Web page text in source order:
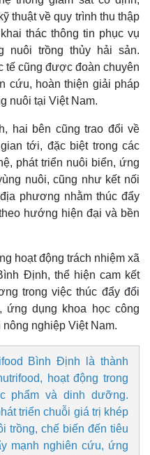
Quân sự - Quốc phòng
Vũ khí
Việt Nam
Phân tích
thuật về quy trình thu thập
thác thông tin phục vụ
nuôi trồng thủy hải sản.
tế cũng được đoàn chuyên
cứu, hoàn thiện giải pháp
nuôi tại Việt Nam.
hai bên cũng trao đổi về
tới, đặc biệt trong các
phát triển nuôi biển, ứng
nuôi, cũng như kết nối
phương nhằm thúc đẩy
hướng hiện đại và bền
hoạt động trách nhiệm xã
Định, thể hiện cam kết
trong việc thúc đẩy đổi
ứng dụng khoa học công
nghiệp Việt Nam.
Bình Định là thành
hoạt động trong
phẩm và dinh dưỡng.
triển chuỗi giá trị khép
trồng, chế biến đến tiêu
mạnh nghiên cứu, ứng